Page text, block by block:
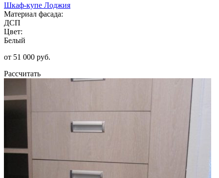
Шкаф-купе Лоджия
Материал фасада:
ДСП
Цвет:
Белый
от 51 000 руб.
Рассчитать